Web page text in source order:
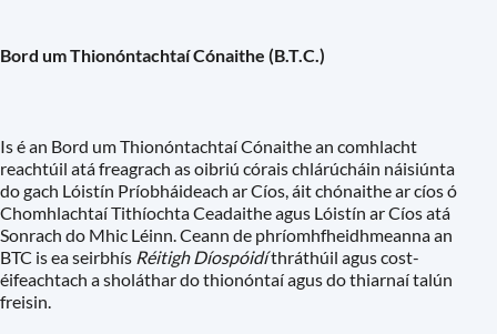
Bord um Thionóntachtaí Cónaithe (B.T.C.)
Is é an Bord um Thionóntachtaí Cónaithe an comhlacht
reachtúil atá freagrach as oibriú córais chlárúcháin náisiúnta
do gach Lóistín Príobháideach ar Cíos, áit chónaithe ar cíos ó
Chomhlachtaí Tithíochta Ceadaithe agus Lóistín ar Cíos atá
Sonrach do Mhic Léinn. Ceann de phríomhfheidhmeanna an
BTC is ea seirbhís Réitigh Díospóidíthráthúil agus cost-
éifeachtach a sholáthar do thionóntaí agus do thiarnaí talún
freisin.